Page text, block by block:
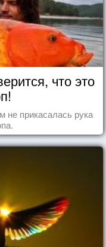
что это
не прикасалась рука